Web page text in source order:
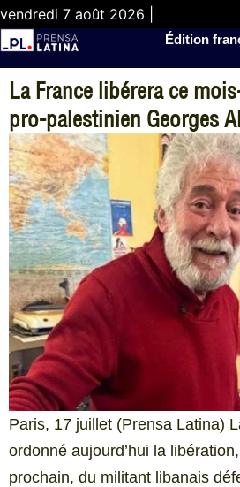
vendredi 7 août 2026 |
Édition
La France libérera ce
pro-palestinien Georges
Paris, 17 juillet (Prensa Latina)
ordonné aujourd’hui la
prochain, du militant libanais